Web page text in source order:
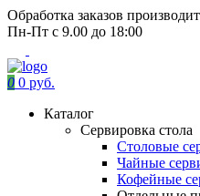
Обработка заказов
Пн-Пт с 9.00 до 18:00
0 0 руб.
Каталог
Сервировка стола
Столовые
Чайные
Кофейные